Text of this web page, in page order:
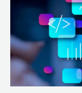
a
AWS?